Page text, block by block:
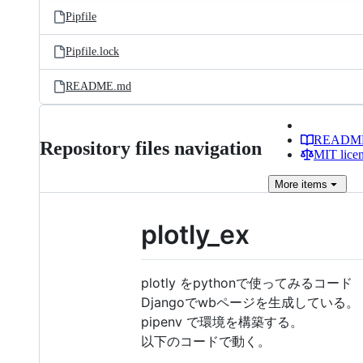
Pipfile
Pipfile.lock
README.md
Repository files navigation
MIT
More items
plotly_ex
plotly をpythonで使ってみるコード
Djangoでwbページを生成している。
pipenv で環境を構築する。
以下のコードで動く。